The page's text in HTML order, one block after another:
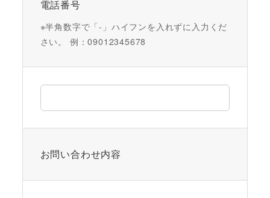
電話番号
※半角数字で「-」ハイフンを入れずに入力くだ
さい。 例：09012345678
お問い合わせ内容